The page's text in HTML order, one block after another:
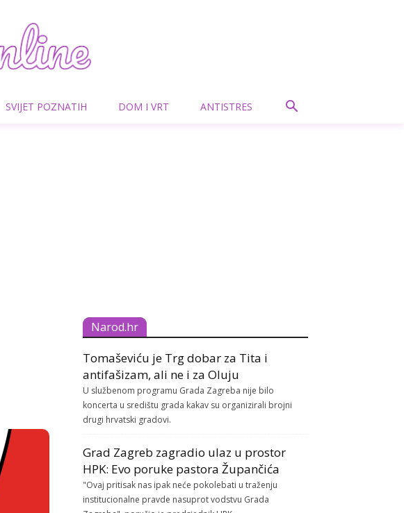
SVIJET POZNATIH DOM I VRT ANTISTRES
Narod.hr
Tomaševiću je Trg dobar za Tita i
antifašizam, ali ne i za Oluju
U službenom programu Grada Zagreba nije bilo
koncerta u središtu grada kakav su organizirali brojni
drugi hrvatski gradovi.
Grad Zagreb zagradio ulaz u prostor
HPK: Evo poruke pastora Župančića
"Ovaj pritisak nas ipak neće pokolebati u traženju
institucionalne pravde nasuprot vodstvu Grada